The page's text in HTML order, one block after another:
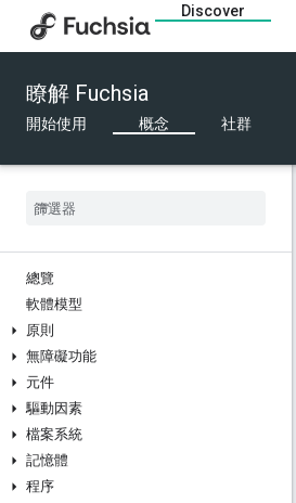
Discover
瞭解 Fuchsia
開始使用 概念 社群
總覽
軟體模型
原則
無障礙功能
元件
驅動因素
檔案系統
記憶體
程序